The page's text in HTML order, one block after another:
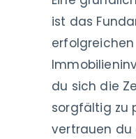
ist das
erfolgreichen
du sich die
sorgfältig zu
vertrauen